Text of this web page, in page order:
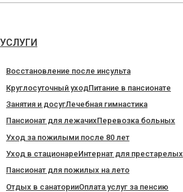
Перейти
содержанию
УСЛУГИ
Восстановление после инсульта
Круглосуточный уходПитание в пансионате
Занятия и досугЛечебная гимнастика
Пансионат для лежачихПеревозка больных
Уход за пожилыми после 80 лет
Уход в стационареИнтернат для престарелых
Пансионат для пожилых на лето
Отдых в санаторииОплата услуг за пенсию